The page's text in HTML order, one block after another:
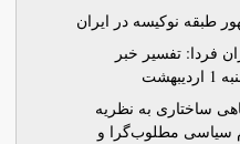
طبقه نوکیسه در ایران
فردا: تفسیر خبر
ساختاری به نظریه
سیاسی مطلوب‌گرا و